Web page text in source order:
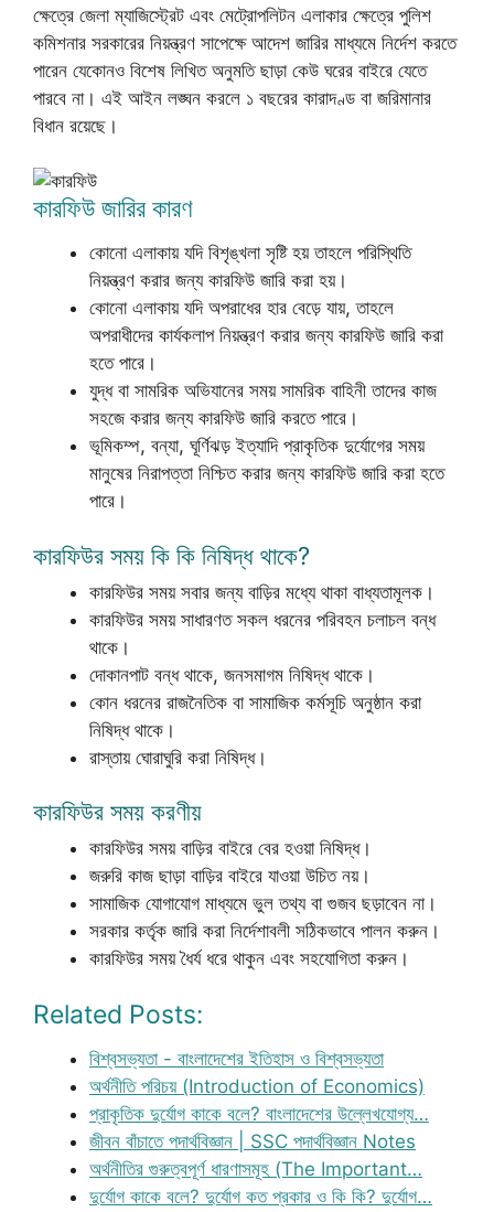
ক্ষেত্রে জেলা ম্যাজিস্ট্রেট এবং মেট্রোপলিটন এলাকার ক্ষেত্রে পুলিশ
কমিশনার সরকারের নিয়ন্ত্রণ সাপেক্ষে আদেশ জারির মাধ্যমে নির্দেশ করতে
পারেন যেকোনও বিশেষ লিখিত অনুমতি ছাড়া কেউ ঘরের বাইরে যেতে
পারবে না। এই আইন লঙ্ঘন করলে ১ বছরের কারাদণ্ড বা জরিমানার
বিধান রয়েছে।
কারফিউ জারির কারণ
কোনো এলাকায় যদি বিশৃঙ্খলা সৃষ্টি হয় তাহলে পরিস্থিতি
নিয়ন্ত্রণ করার জন্য কারফিউ জারি করা হয়।
কোনো এলাকায় যদি অপরাধের হার বেড়ে যায়, তাহলে
অপরাধীদের কার্যকলাপ নিয়ন্ত্রণ করার জন্য কারফিউ জারি করা
হতে পারে।
যুদ্ধ বা সামরিক অভিযানের সময় সামরিক বাহিনী তাদের কাজ
সহজে করার জন্য কারফিউ জারি করতে পারে।
ভূমিকম্প, বন্যা, ঘূর্ণিঝড় ইত্যাদি প্রাকৃতিক দুর্যোগের সময়
মানুষের নিরাপত্তা নিশ্চিত করার জন্য কারফিউ জারি করা হতে
পারে।
কারফিউর সময় কি কি নিষিদ্ধ থাকে?
কারফিউর সময় সবার জন্য বাড়ির মধ্যে থাকা বাধ্যতামূলক।
কারফিউর সময় সাধারণত সকল ধরনের পরিবহন চলাচল বন্ধ
থাকে।
দোকানপাট বন্ধ থাকে, জনসমাগম নিষিদ্ধ থাকে।
কোন ধরনের রাজনৈতিক বা সামাজিক কর্মসূচি অনুষ্ঠান করা
নিষিদ্ধ থাকে।
রাস্তায় ঘোরাঘুরি করা নিষিদ্ধ।
কারফিউর সময় করণীয়
কারফিউর সময় বাড়ির বাইরে বের হওয়া নিষিদ্ধ।
জরুরি কাজ ছাড়া বাড়ির বাইরে যাওয়া উচিত নয়।
সামাজিক যোগাযোগ মাধ্যমে ভুল তথ্য বা গুজব ছড়াবেন না।
সরকার কর্তৃক জারি করা নির্দেশাবলী সঠিকভাবে পালন করুন।
কারফিউর সময় ধৈর্য ধরে থাকুন এবং সহযোগিতা করুন।
Related Posts:
বিশ্বসভ্যতা - বাংলাদেশের ইতিহাস ও বিশ্বসভ্যতা
অর্থনীতি পরিচয় (Introduction of Economics)
প্রাকৃতিক দুর্যোগ কাকে বলে? বাংলাদেশের উল্লেখযোগ্য…
জীবন বাঁচাতে পদার্থবিজ্ঞান | SSC পদার্থবিজ্ঞান Notes
অর্থনীতির গুরুত্বপূর্ণ ধারণাসমূহ (The Important…
দুর্যোগ কাকে বলে? দুর্যোগ কত প্রকার ও কি কি? দুর্যোগ…